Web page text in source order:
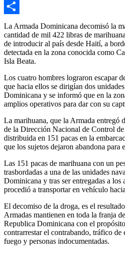
Email
Compartir
La Armada Dominicana decomisó la
cantidad de mil 422 libras de
de introducir al país desde Haití, a
detectada en la zona conocida como
Isla Beata.
Los cuatro hombres lograron escapar
que hacia ellos se dirigían dos
Dominicana y se informó que en la
amplios operativos para dar con su
La marihuana, que la Armada entregó
de la Dirección Nacional de Control
distribuida en 151 pacas en la
que los sujetos dejaron abandona para
Las 151 pacas de marihuana con un
trasbordadas a una de las unidades
Dominicana y tras ser entregadas a
procedió a transportar en vehículo
El decomiso de la droga, es el
Armadas mantienen en toda la franja
Republica Dominicana con el
contrarrestar el contrabando, tráfico de
fuego y personas indocumentadas.